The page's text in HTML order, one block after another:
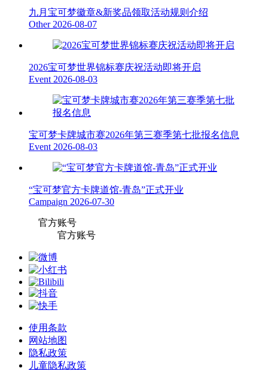
九月宝可梦徽章&新奖品领取活动规则介绍
Other 2026-08-07
2026宝可梦世界锦标赛庆祝活动即将开启
Event 2026-08-03
宝可梦卡牌城市赛2026年第三赛季第七批报名信息
Event 2026-08-03
“宝可梦官方卡牌道馆-青岛”正式开业
Campaign 2026-07-30
官方账号
官方账号
使用条款
网站地图
隐私政策
儿童隐私政策